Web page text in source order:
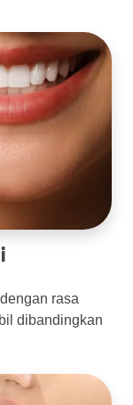
rasa
dibandingkan